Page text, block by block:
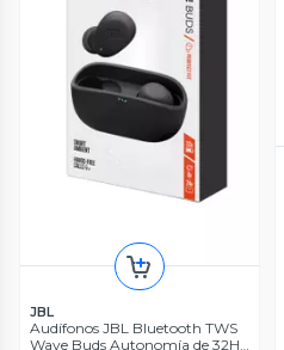
JBL
Audífonos JBL Bluetooth TWS
Wave Buds Autonomía de 32H